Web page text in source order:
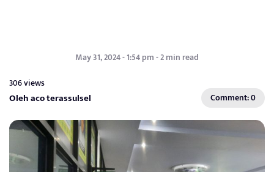
May 31, 2024 - 1:54 pm - 2 min read
306 views
Oleh aco terassulsel Comment: 0